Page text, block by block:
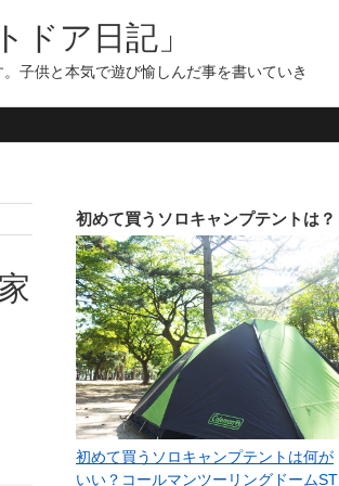
ドア日記」
子供と本気で遊び愉しんだ事を書いていき
初めて買うソロキャンプテントは？
初めて買うソロキャンプテントは何が
いい？コールマンツーリングドームST